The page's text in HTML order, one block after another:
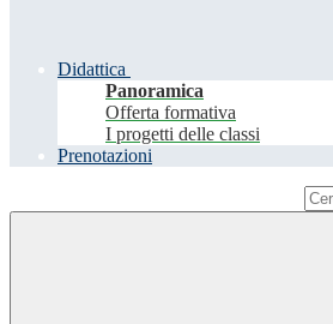
Didattica
Panoramica
Offerta formativa
I progetti delle classi
Prenotazioni